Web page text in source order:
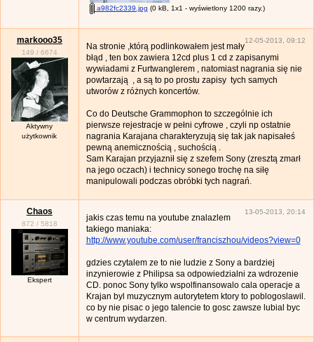
a982fc2339.jpg (0 kB, 1x1 - wyświetlony 1200 razy.)
markooo35
149 / 6674
Aktywny
użytkownik
12-05-2013, 09:12
Na stronie ,którą podlinkowałem jest mały
błąd , ten box zawiera 12cd plus 1 cd z zapisanymi
wywiadami z Furtwanglerem , natomiast nagrania się nie
powtarzają , a są to po prostu zapisy tych samych
utworów z różnych koncertów.
Co do Deutsche Grammophon to szczególnie ich
pierwsze rejestracje w pełni cyfrowe , czyli np ostatnie
nagrania Karajana charakteryzują się tak jak napisałeś
pewną anemicznością , suchością .
Sam Karajan przyjaznił się z szefem Sony (zresztą zmarł
na jego oczach) i technicy sonego trochę na siłę
manipulowali podczas obróbki tych nagrań.
Chaos
872 / 5818
Ekspert
13-05-2013, 20:14
jakis czas temu na youtube znalazlem
takiego maniaka:
http://www.youtube.com/user/franciszhou/videos?view=0
gdzies czytalem ze to nie ludzie z Sony a bardziej
inzynierowie z Philipsa sa odpowiedzialni za wdrozenie
CD. ponoc Sony tylko wspolfinansowalo cala operacje a
Krajan byl muzycznym autorytetem ktory to poblogoslawil.
co by nie pisac o jego talencie to gosc zawsze lubial byc
w centrum wydarzen.